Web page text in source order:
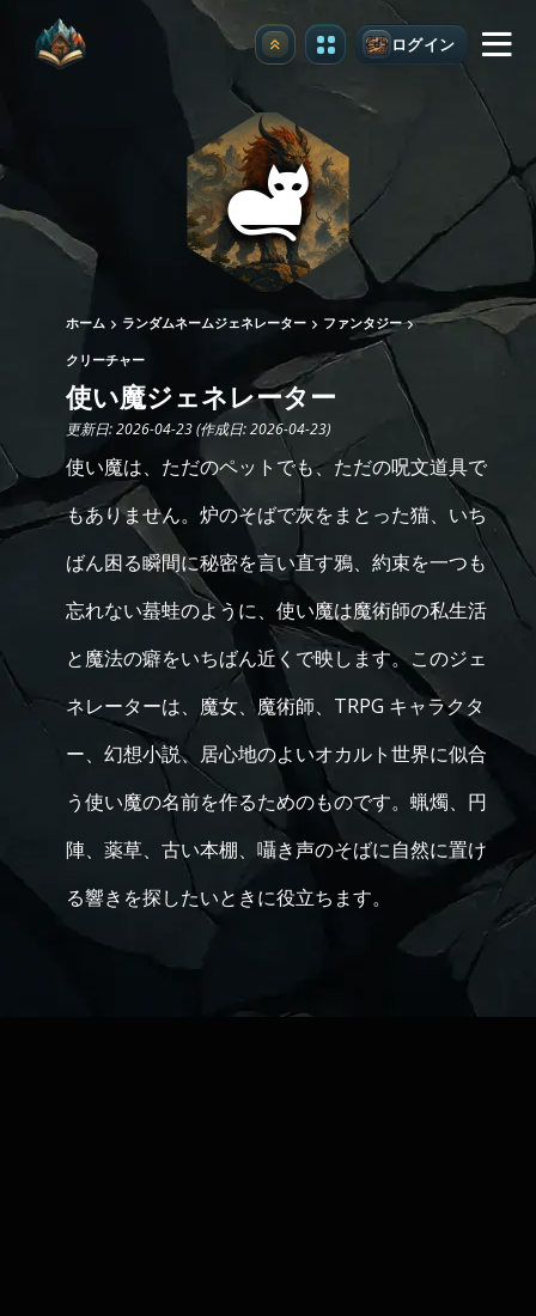
アップグレード ログイン
ホーム ランダムネームジェネレーター ファンタジー
クリーチャー
使い魔ジェネレーター
更新日: 2026-04-23 (作成日: 2026-04-23)
使い魔は、ただのペットでも、ただの呪文道具で
もありません。炉のそばで灰をまとった猫、いち
ばん困る瞬間に秘密を言い直す鴉、約束を一つも
忘れない蟇蛙のように、使い魔は魔術師の私生活
と魔法の癖をいちばん近くで映します。このジェ
ネレーターは、魔女、魔術師、TRPG キャラクタ
ー、幻想小説、居心地のよいオカルト世界に似合
う使い魔の名前を作るためのものです。蝋燭、円
陣、薬草、古い本棚、囁き声のそばに自然に置け
る響きを探したいときに役立ちます。